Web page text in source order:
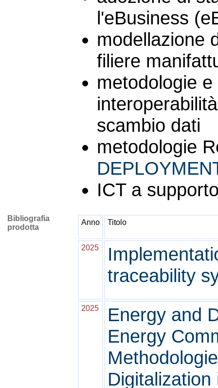
l'eBusiness
modellazione
filiere
metodologie
scambio dati
metodologie
ICT a
Bibliografia
prodotta
Anno Titolo
2025
traceability
2025
Energy and
Energy
Digitalization